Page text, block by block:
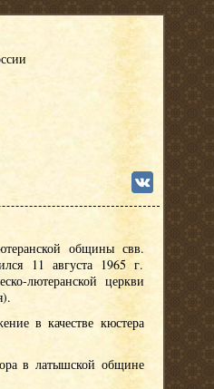
общины свв.
11 августа 1965 г.
лютеранской церкви
в качестве кюстера
в латышской общине